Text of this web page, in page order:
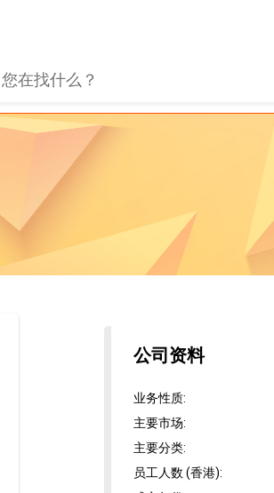
公司资料
业务性质:
主要市场:
主要分类:
员工人数 (香港):